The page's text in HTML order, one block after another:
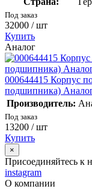
Под заказ
32000 / шт
Купить
Аналог
000644415 Корпус
подшипника)
Производитель:
Под заказ
13200 / шт
Купить
×
Присоединяйтесь к
instagram
О компании